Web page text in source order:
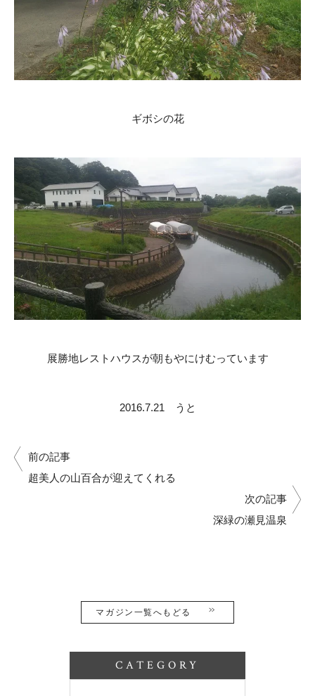
ギボシの花
展勝地レストハウスが朝もやにけむっています
2016.7.21 うと
前の記事
超美人の山百合が迎えてくれる
次の記事
深緑の瀬見温泉
マガジン一覧へもどる
CATEGORY